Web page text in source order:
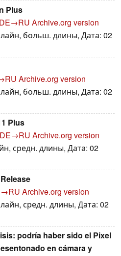
Plus
DE→RU Archive.org version
больш. длины, Дата: 02
Archive.org version
больш. длины, Дата: 02
Plus
DE→RU Archive.org version
средн. длины, Дата: 02
Archive.org version
средн. длины, Дата: 02
podría haber sido el Pixel
en cámara y